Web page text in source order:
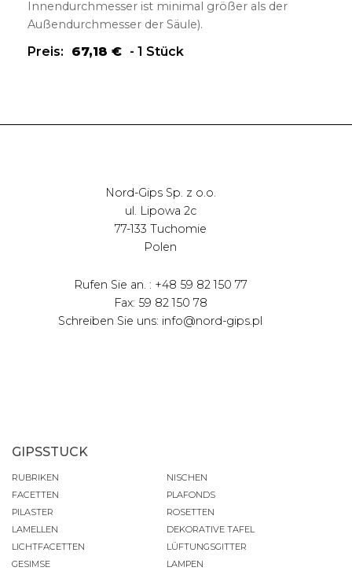
Innendurchmesser ist minimal größer als der
Außendurchmesser der Säule).
Preis: 67,18 € - 1 Stück
Nord-Gips Sp. z o.o.
ul. Lipowa 2c
77-133 Tuchomie
Polen
Rufen Sie an. : +48 59 82 150 77
Fax: 59 82 150 78
Schreiben Sie uns: info@nord-gips.pl
GIPSSTUCK
RUBRIKEN
FACETTEN
PILASTER
LAMELLEN
LICHTFACETTEN
GESIMSE
NISCHEN
PLAFONDS
ROSETTEN
DEKORATIVE TAFEL
LÜFTUNGSGITTER
LAMPEN